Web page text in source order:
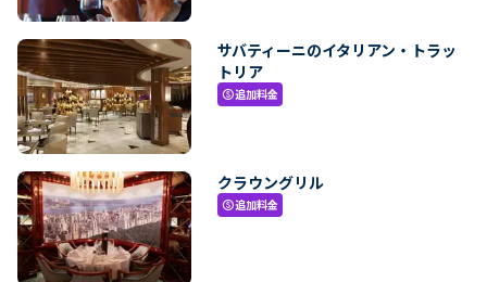
サバティーニのイタリアン・トラッ
トリア
paid追加料金
クラウングリル
paid追加料金